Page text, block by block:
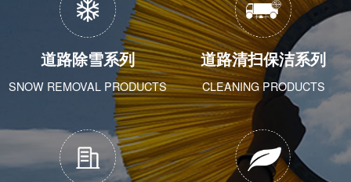
道路除雪系列
SNOW REMOVAL PRODUCTS
道路清扫保洁系列
CLEANING PRODUCTS